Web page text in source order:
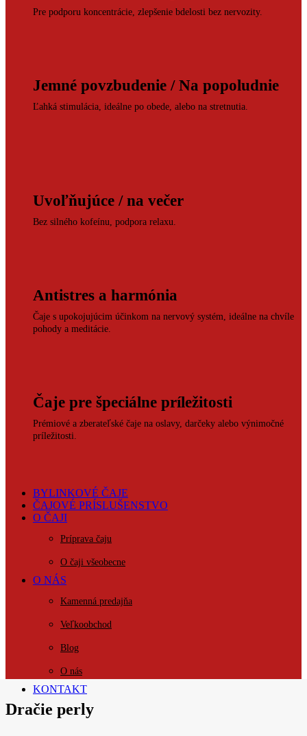
Pre podporu koncentrácie, zlepšenie bdelosti bez nervozity.
Jemné povzbudenie / Na popoludnie
Ľahká stimulácia, ideálne po obede, alebo na stretnutia.
Uvoľňujúce / na večer
Bez silného kofeínu, podpora relaxu.
Antistres a harmónia
Čaje s upokojujúcim účinkom na nervový systém, ideálne na chvíle
pohody a meditácie.
Čaje pre špeciálne príležitosti
Prémiové a zberateľské čaje na oslavy, darčeky alebo výnimočné
príležitosti.
BYLINKOVÉ ČAJE
ČAJOVÉ PRÍSLUŠENSTVO
O ČAJI
Príprava čaju
O čaji všeobecne
O NÁS
Kamenná predajňa
Veľkoobchod
Blog
O nás
KONTAKT
Dračie perly